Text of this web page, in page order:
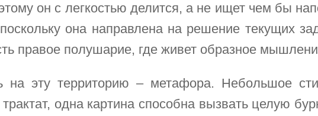
он с легкостью делится, а не ищет чем бы
она направлена на решение текущих
правое полушарие, где живет образное
на эту территорию – метафора. Небольшое
одна картина способна вызвать целую